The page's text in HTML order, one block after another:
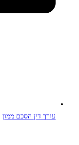
עורך דין הסכם ממון